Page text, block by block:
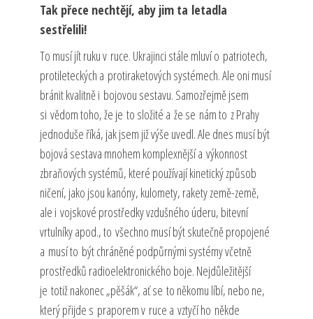
Tak přece nechtějí, aby jim ta letadla
sestřelili!
To musí jít ruku v ruce. Ukrajinci stále mluví o patriotech,
protileteckých a protiraketových systémech. Ale oni musí
bránit kvalitně i bojovou sestavu. Samozřejmě jsem
si vědom toho, že je to složité a že se nám to z Prahy
jednoduše říká, jak jsem již výše uvedl. Ale dnes musí být
bojová sestava mnohem komplexnější a výkonnost
zbraňových systémů, které používají kinetický způsob
ničení, jako jsou kanóny, kulomety, rakety země-země,
ale i vojskové prostředky vzdušného úderu, bitevní
vrtulníky apod., to všechno musí být skutečně propojené
a musí to být chráněné podpůrnými systémy včetně
prostředků radioelektronického boje. Nejdůležitější
je totiž nakonec „pěšák“, ať se to někomu líbí, nebo ne,
který přijde s praporem v ruce a vztyčí ho někde